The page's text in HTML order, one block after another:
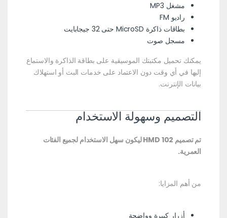
مشغل MP3
راديو FM
بطاقات ذاكرة MicroSD حتى 32 جيجابايت
مسجل صوت
يمكنك تحميل مكتبتك الموسيقية على بطاقة الذاكرة والاستماع
إليها في أي وقت دون الاعتماد على خدمات البث أو استهلاك
بيانات الإنترنت.
التصميم وسهولة الاستخدام
تم تصميم HMD 102 ليكون سهل الاستخدام لجميع الفئات
العمرية.
من أهم المزايا:
أزرار كبيرة وواضحة